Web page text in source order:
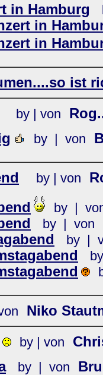
in Hamburg
in
in
ist
by | von
by | von
by | von
by |
by | von
by |
Niko
by | von
by | von